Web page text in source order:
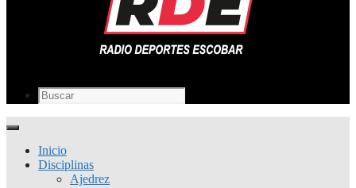
Inicio
Disciplinas
Ajedrez